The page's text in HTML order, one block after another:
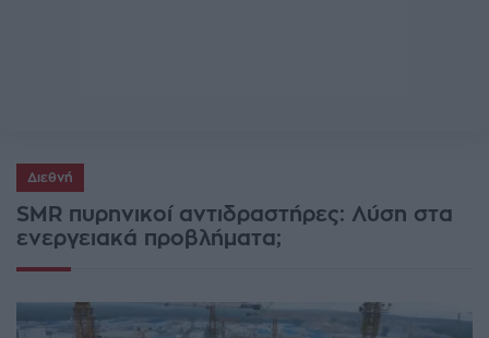
Διεθνή
SMR πυρηνικοί αντιδραστήρες: Λύση στα
ενεργειακά προβλήματα;